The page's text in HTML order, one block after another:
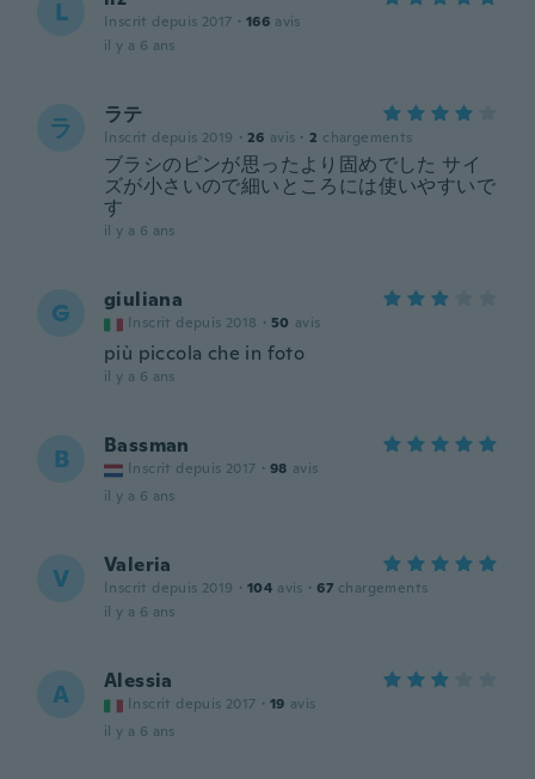
L Inscrit depuis 2017 · 166 avis
il y a 6 ans
ラ ラテ
Inscrit depuis 2019 · 26 avis · 2 chargements
ブラシのピンが思ったより固めでした サイ
ズが小さいので細いところには使いやすいで
す
il y a 6 ans
G giuliana
Inscrit depuis 2018 · 50 avis
più piccola che in foto
il y a 6 ans
B Bassman
Inscrit depuis 2017 · 98 avis
il y a 6 ans
V Valeria
Inscrit depuis 2019 · 104 avis · 67 chargements
il y a 6 ans
A Alessia
Inscrit depuis 2017 · 19 avis
il y a 6 ans